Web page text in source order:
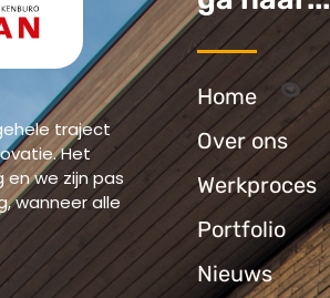
traject
Het
we zijn pas
wanneer alle
Home
Over ons
Werkproces
Portfolio
Nieuws